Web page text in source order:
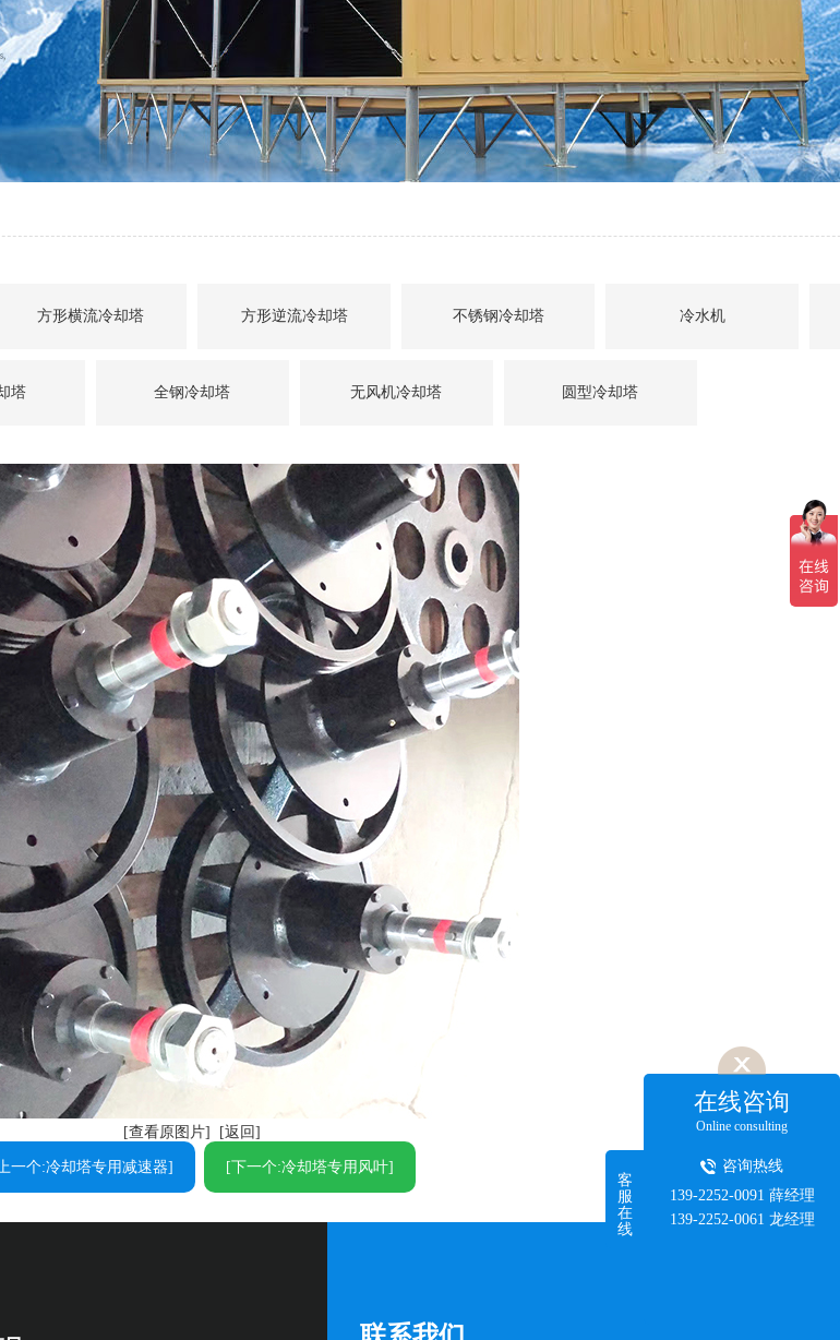
方形横流冷却塔 方形逆流冷却塔 不锈钢冷却塔 冷水机
塔 全钢冷却塔 无风机冷却塔 圆型冷却塔
[查看原图片] [返回]
一个:冷却塔专用减速器] [下一个:冷却塔专用风叶]
在线咨询
Online consulting
咨询热线
139-2252-0091 薛经理
139-2252-0061 龙经理
客
服
在
线